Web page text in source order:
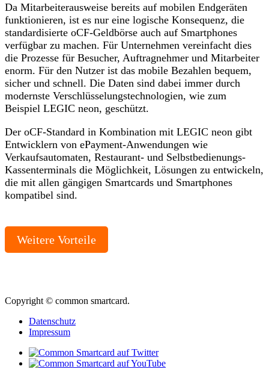
Da Mitarbeiterausweise bereits auf mobilen Endgeräten
funktionieren, ist es nur eine logische Konsequenz, die
standardisierte oCF-Geldbörse auch auf Smartphones
verfügbar zu machen. Für Unternehmen vereinfacht dies
die Prozesse für Besucher, Auftragnehmer und Mitarbeiter
enorm. Für den Nutzer ist das mobile Bezahlen bequem,
sicher und schnell. Die Daten sind dabei immer durch
modernste Verschlüsselungstechnologien, wie zum
Beispiel LEGIC neon, geschützt.
Der oCF-Standard in Kombination mit LEGIC neon gibt
Entwicklern von ePayment-Anwendungen wie
Verkaufsautomaten, Restaurant- und Selbstbedienungs-
Kassenterminals die Möglichkeit, Lösungen zu entwickeln,
die mit allen gängigen Smartcards und Smartphones
kompatibel sind.
Weitere Vorteile
Copyright © common smartcard.
Datenschutz
Impressum